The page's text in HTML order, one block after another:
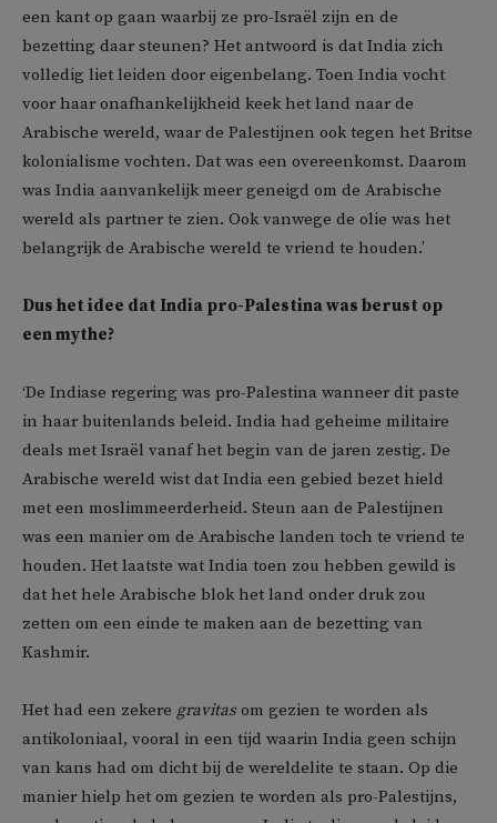
een kant op gaan waarbij ze pro-Israël zijn en de
bezetting daar steunen? Het antwoord is dat India zich
volledig liet leiden door eigenbelang. Toen India vocht
voor haar onafhankelijkheid keek het land naar de
Arabische wereld, waar de Palestijnen ook tegen het Britse
kolonialisme vochten. Dat was een overeenkomst. Daarom
was India aanvankelijk meer geneigd om de Arabische
wereld als partner te zien. Ook vanwege de olie was het
belangrijk de Arabische wereld te vriend te houden.’
Dus het idee dat India pro-Palestina was berust op
een mythe?
‘De Indiase regering was pro-Palestina wanneer dit paste
in haar buitenlands beleid. India had geheime militaire
deals met Israël vanaf het begin van de jaren zestig. De
Arabische wereld wist dat India een gebied bezet hield
met een moslimmeerderheid. Steun aan de Palestijnen
was een manier om de Arabische landen toch te vriend te
houden. Het laatste wat India toen zou hebben gewild is
dat het hele Arabische blok het land onder druk zou
zetten om een einde te maken aan de bezetting van
Kashmir.
Het had een zekere gravitas om gezien te worden als
antikoloniaal, vooral in een tijd waarin India geen schijn
van kans had om dicht bij de wereldelite te staan. Op die
manier hielp het om gezien te worden als pro-Palestijns,